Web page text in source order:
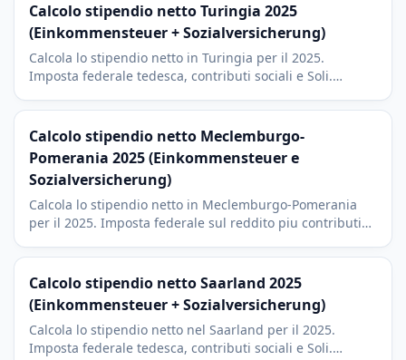
Calcolo stipendio netto Turingia 2025
(Einkommensteuer + Sozialversicherung)
Calcola lo stipendio netto in Turingia per il 2025.
Imposta federale tedesca, contributi sociali e Soli.
connettivita ICE.
Calcolo stipendio netto Meclemburgo-
Pomerania 2025 (Einkommensteuer e
Sozialversicherung)
Calcola lo stipendio netto in Meclemburgo-Pomerania
per il 2025. Imposta federale sul reddito piu contributi
con imposta di culto del 9 percento.
Calcolo stipendio netto Saarland 2025
(Einkommensteuer + Sozialversicherung)
Calcola lo stipendio netto nel Saarland per il 2025.
Imposta federale tedesca, contributi sociali e Soli.